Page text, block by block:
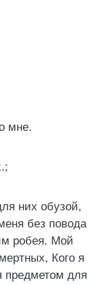
мне.
них обузой,
без повода
робея. Мой
Кого я
для